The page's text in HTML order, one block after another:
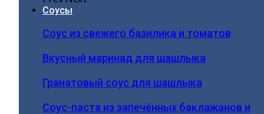
Соусы
Соус из свежего базилика и томатов
Вкусный маринад для шашлыка
Гранатовый соус для шашлыка
Соус-паста из запечённых баклажанов и